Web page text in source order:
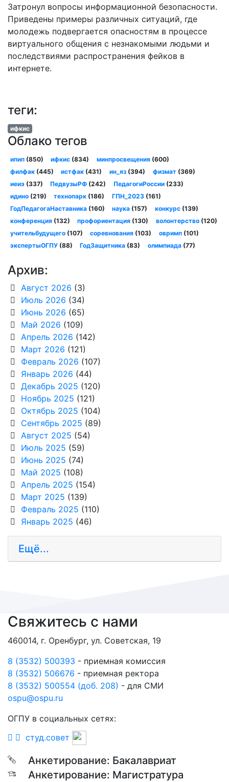
Затронул вопросы информационной безопасности.
Приведены примеры различных ситуаций, где
молодежь подвергается опасностям в процессе
виртуального общения с незнакомыми людьми и
последствиями распространения фейков в
интернете.
теги:
ифкис
Облако тегов
ипип(850) ифкис (834) минпросвещения(600)
филфак(445) истфак (431) ин_яз(394) физмат(369)
иеиэ(337) ПедвузыРФ (242) ПедагогиРоссии(233)
идино(219) технопарк (186) ГПН_2023(161)
ГодПедагогаНаставника(160) наука (157) конкурс(139)
конференция(132) профориентация (130) волонтерство(120)
учительбудущего(107) соревнования (103) овримп(101)
экспертыОГПУ(88) ГодЗащитника (83) олимпиада(77)
Архив:
Август 2026 (3)
Июль 2026 (34)
Июнь 2026 (65)
Май 2026 (109)
Апрель 2026 (142)
Март 2026 (121)
Февраль 2026 (107)
Январь 2026 (44)
Декабрь 2025 (120)
Ноябрь 2025 (121)
Октябрь 2025 (104)
Сентябрь 2025 (89)
Август 2025 (54)
Июль 2025 (59)
Июнь 2025 (74)
Май 2025 (108)
Апрель 2025 (154)
Март 2025 (139)
Февраль 2025 (110)
Январь 2025 (46)
Ещё...
Свяжитесь с нами
460014, г. Оренбург, ул. Советская, 19
8 (3532) 500393 - приемная комиссия
8 (3532) 506676 - приемная ректора
8 (3532) 500554 (доб. 208) - для СМИ
ospu@ospu.ru
ОГПУ в социальных сетях:
студ.совет
Анкетирование: Бакалавриат
Анкетирование: Магистратура